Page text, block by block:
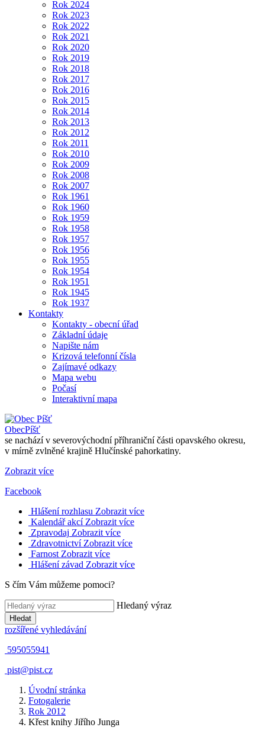
Rok 2024
Rok 2023
Rok 2022
Rok 2021
Rok 2020
Rok 2019
Rok 2018
Rok 2017
Rok 2016
Rok 2015
Rok 2014
Rok 2013
Rok 2012
Rok 2011
Rok 2010
Rok 2009
Rok 2008
Rok 2007
Rok 1961
Rok 1960
Rok 1959
Rok 1958
Rok 1957
Rok 1956
Rok 1955
Rok 1954
Rok 1951
Rok 1945
Rok 1937
Kontakty
Kontakty - obecní úřad
Základní údaje
Napište nám
Krizová telefonní čísla
Zajímavé odkazy
Mapa webu
Počasí
Interaktivní mapa
ObecPíšť
se nachází v severovýchodní příhraniční části opavského okresu,
v mírně zvlněné krajině Hlučínské pahorkatiny.
Zobrazit více
Facebook
Hlášení rozhlasu Zobrazit více
Kalendář akcí Zobrazit více
Zpravodaj Zobrazit více
Zdravotnictví Zobrazit více
Farnost Zobrazit více
Hlášení závad Zobrazit více
S čím Vám můžeme pomoci?
Hledaný výraz
Hledat
rozšířené vyhledávání
595055941
pist@pist.cz
Úvodní stránka
Fotogalerie
Rok 2012
Křest knihy Jiřího Junga